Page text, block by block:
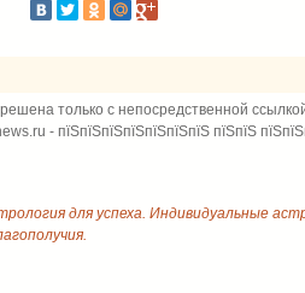
только с непосредственной
- пїЅпїЅпїЅпїЅпїЅпїЅпїЅ пїЅпїЅ